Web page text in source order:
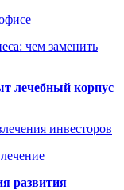
чем заменить
лечебный корпус
инвесторов
развития